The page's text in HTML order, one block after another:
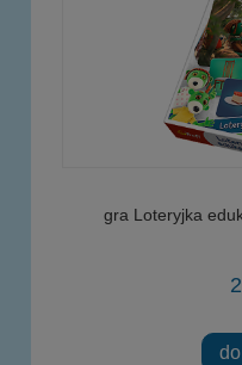
gra Loteryjka